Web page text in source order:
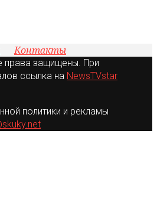
Контакты
права защищены. При
ссылка на NewsTVstar
политики и рекламы